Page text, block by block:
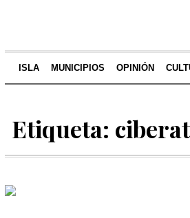
ISLA MUNICIPIOS OPINIÓN
Etiqueta: